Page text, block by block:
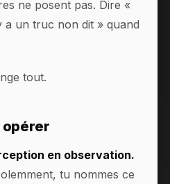
ne posent pas. Dire «
a un truc non dit » quand
tout.
opérer
en observation.
tu nommes ce